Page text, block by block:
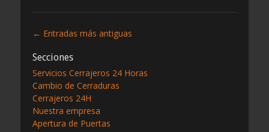
Navegación
entradas
← Entradas más antiguas
Secciones
Servicios Cerrajeros 24 Horas
Cambio de Cerraduras
Cerrajeros 24H
Nuestra empresa
Apertura de Puertas